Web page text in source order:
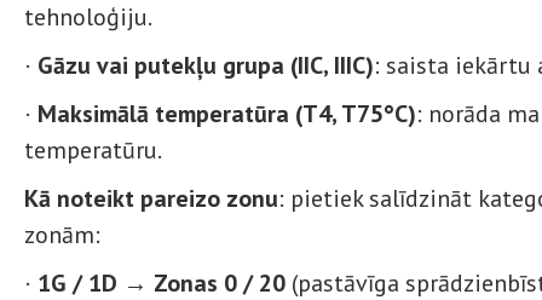
tehnoloģiju.
· Gāzu vai putekļu grupa (IIC, IIIC): saista iekārtu
· Maksimālā temperatūra (T4, T75°C): norāda
temperatūru.
Kā noteikt pareizo zonu: pietiek salīdzināt
zonām:
· 1G / 1D → Zonas 0 / 20 (pastāvīga